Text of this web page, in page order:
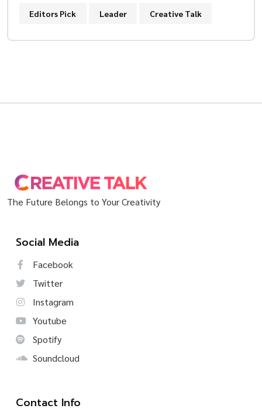
Editors Pick Leader Creative Talk
The Future Belongs to Your Creativity
Social Media
Facebook
Twitter
Instagram
Youtube
Spotify
Soundcloud
Contact Info